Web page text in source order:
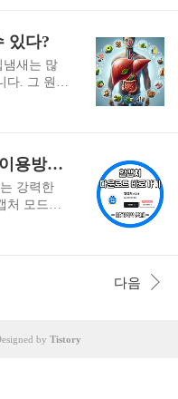
광 발전
프로그램
머리에 앉
아보겠습
세계적으
에서 번식
르게 성장
양한 환경
있다?
냄새는 많
다. 그 원인
요한 역할
요한 장기
행합니다
와 노폐물
과정에서
몸 밖으로
다.담즙
합니
알캡쳐 - 다운로드 바로가기 / 이용방법 안내
강력한
처 모드를
합니다.
지원으로
관적인 사
을 통해
다음
by Tistory